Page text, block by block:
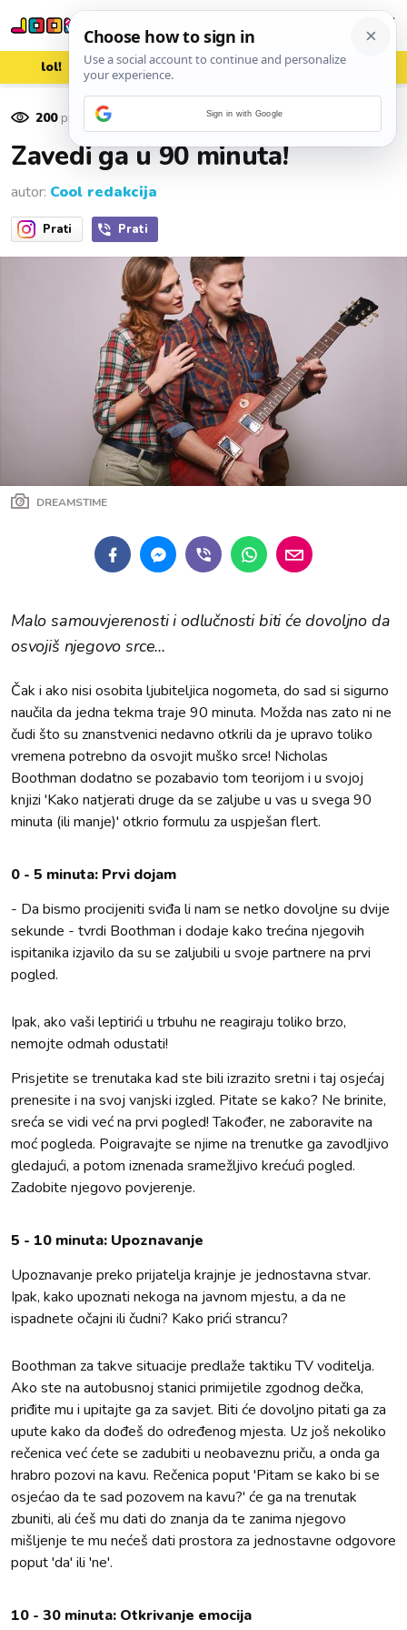
lol! aww vrh! woot?!
200pregleda
Zavedi ga u 90 minuta!
autor: Cool redakcija
Prati Prati
DREAMSTIME
Malo samouvjerenosti i odlučnosti biti će dovoljno da
osvojiš njegovo srce...
Čak i ako nisi osobita ljubiteljica nogometa, do sad si sigurno
naučila da jedna tekma traje 90 minuta. Možda nas zato ni ne
čudi što su znanstvenici nedavno otkrili da je upravo toliko
vremena potrebno da osvojit muško srce! Nicholas
Boothman dodatno se pozabavio tom teorijom i u svojoj
knjizi 'Kako natjerati druge da se zaljube u vas u svega 90
minuta (ili manje)' otkrio formulu za uspješan flert.
0 - 5 minuta: Prvi dojam
- Da bismo procijeniti sviđa li nam se netko dovoljne su dvije
sekunde - tvrdi Boothman i dodaje kako trećina njegovih
ispitanika izjavilo da su se zaljubili u svoje partnere na prvi
pogled.
Ipak, ako vaši leptirići u trbuhu ne reagiraju toliko brzo,
nemojte odmah odustati!
Prisjetite se trenutaka kad ste bili izrazito sretni i taj osjećaj
prenesite i na svoj vanjski izgled. Pitate se kako? Ne brinite,
sreća se vidi već na prvi pogled! Također, ne zaboravite na
moć pogleda. Poigravajte se njime na trenutke ga zavodljivo
gledajući, a potom iznenada sramežljivo krećući pogled.
Zadobite njegovo povjerenje.
5 - 10 minuta: Upoznavanje
Upoznavanje preko prijatelja krajnje je jednostavna stvar.
Ipak, kako upoznati nekoga na javnom mjestu, a da ne
ispadnete očajni ili čudni? Kako prići strancu?
Boothman za takve situacije predlaže taktiku TV voditelja.
Ako ste na autobusnoj stanici primijetile zgodnog dečka,
priđite mu i upitajte ga za savjet. Biti će dovoljno pitati ga za
upute kako da dođeš do određenog mjesta. Uz još nekoliko
rečenica već ćete se zadubiti u neobaveznu priču, a onda ga
hrabro pozovi na kavu. Rečenica poput 'Pitam se kako bi se
osjećao da te sad pozovem na kavu?' će ga na trenutak
zbuniti, ali ćeš mu dati do znanja da te zanima njegovo
mišljenje te mu nećeš dati prostora za jednostavne odgovore
poput 'da' ili 'ne'.
10 - 30 minuta: Otkrivanje emocija
Sign in with Google